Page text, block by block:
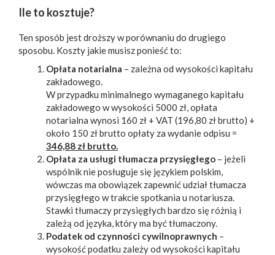
Ile to kosztuje?
Ten sposób jest droższy w porównaniu do drugiego
sposobu. Koszty jakie musisz ponieść to:
Opłata notarialna – zależna od wysokości kapitału
zakładowego.
W przypadku minimalnego wymaganego kapitału
zakładowego w wysokości 5000 zł, opłata
notarialna wynosi 160 zł + VAT (196,80 zł brutto) +
około 150 zł brutto opłaty za wydanie odpisu =
346,88 zł brutto.
Opłata za usługi tłumacza przysięgłego – jeżeli
wspólnik nie posługuje się językiem polskim,
wówczas ma obowiązek zapewnić udział tłumacza
przysięgłego w trakcie spotkania u notariusza.
Stawki tłumaczy przysięgłych bardzo się różnią i
zależą od języka, który ma być tłumaczony.
Podatek od czynności cywilnoprawnych –
wysokość podatku zależy od wysokości kapitału